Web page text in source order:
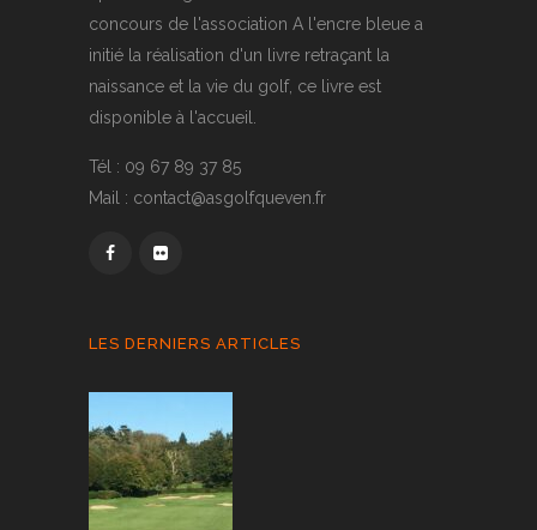
concours de l'association A l'encre bleue a
initié la réalisation d'un livre retraçant la
naissance et la vie du golf, ce livre est
disponible à l'accueil.
Tél : 09 67 89 37 85
Mail : contact@asgolfqueven.fr
LES DERNIERS ARTICLES